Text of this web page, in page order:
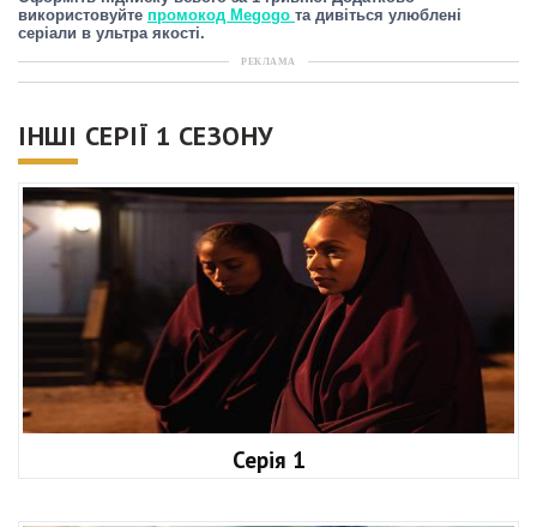
використовуйте промокод Megogo та дивіться улюблені
серіали в ультра якості.
РЕКЛАМА
ІНШІ СЕРІЇ 1 СЕЗОНУ
Серія 1